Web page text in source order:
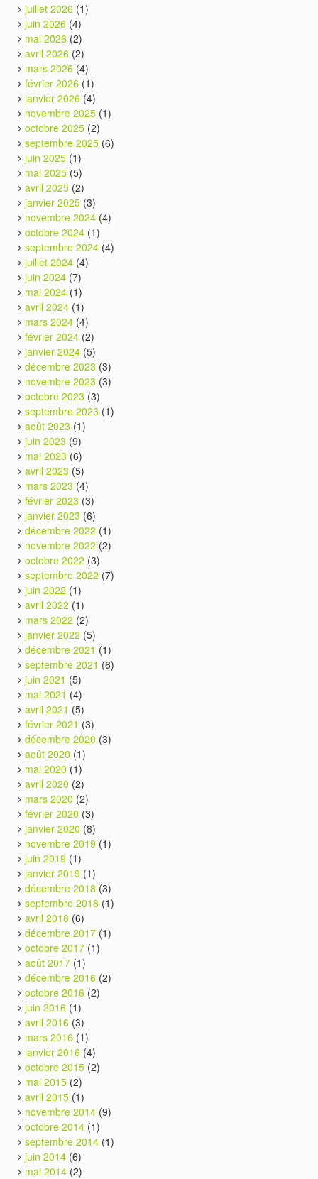
juillet 2026 (1)
juin 2026 (4)
mai 2026 (2)
avril 2026 (2)
mars 2026 (4)
février 2026 (1)
janvier 2026 (4)
novembre 2025 (1)
octobre 2025 (2)
septembre 2025 (6)
juin 2025 (1)
mai 2025 (5)
avril 2025 (2)
janvier 2025 (3)
novembre 2024 (4)
octobre 2024 (1)
septembre 2024 (4)
juillet 2024 (4)
juin 2024 (7)
mai 2024 (1)
avril 2024 (1)
mars 2024 (4)
février 2024 (2)
janvier 2024 (5)
décembre 2023 (3)
novembre 2023 (3)
octobre 2023 (3)
septembre 2023 (1)
août 2023 (1)
juin 2023 (9)
mai 2023 (6)
avril 2023 (5)
mars 2023 (4)
février 2023 (3)
janvier 2023 (6)
décembre 2022 (1)
novembre 2022 (2)
octobre 2022 (3)
septembre 2022 (7)
juin 2022 (1)
avril 2022 (1)
mars 2022 (2)
janvier 2022 (5)
décembre 2021 (1)
septembre 2021 (6)
juin 2021 (5)
mai 2021 (4)
avril 2021 (5)
février 2021 (3)
décembre 2020 (3)
août 2020 (1)
mai 2020 (1)
avril 2020 (2)
mars 2020 (2)
février 2020 (3)
janvier 2020 (8)
novembre 2019 (1)
juin 2019 (1)
janvier 2019 (1)
décembre 2018 (3)
septembre 2018 (1)
avril 2018 (6)
décembre 2017 (1)
octobre 2017 (1)
août 2017 (1)
décembre 2016 (2)
octobre 2016 (2)
juin 2016 (1)
avril 2016 (3)
mars 2016 (1)
janvier 2016 (4)
octobre 2015 (2)
mai 2015 (2)
avril 2015 (1)
novembre 2014 (9)
octobre 2014 (1)
septembre 2014 (1)
juin 2014 (6)
mai 2014 (2)